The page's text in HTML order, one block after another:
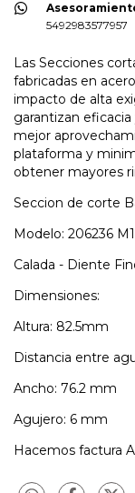
5492983577957
Las Secciones
fabricadas en
impacto de alta
garantizan
mejor
plataforma y
obtener mayores
Seccion de corte
Modelo: 206236 M1
Calada - Diente
Dimensiones:
Altura: 82.5mm
Distancia entre
Ancho: 76.2 mm
Agujero: 6 mm
Hacemos factura